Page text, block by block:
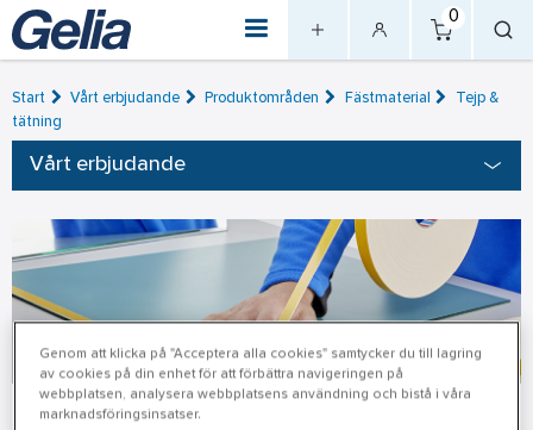
0
Start Vårt erbjudande Produktområden Fästmaterial
Tejp &
tätning
Vårt erbjudande
Genom att klicka på "Acceptera alla cookies" samtycker du till lagring
av cookies på din enhet för att förbättra navigeringen på
webbplatsen, analysera webbplatsens användning och bistå i våra
marknadsföringsinsatser.